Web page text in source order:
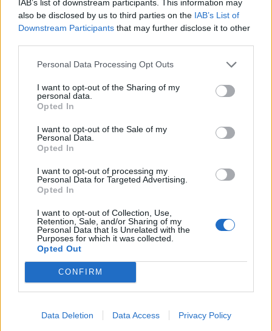
IAB’s list of downstream participants. This information may
also be disclosed by us to third parties on the IAB’s List of
Downstream Participants that may further disclose it to other
Personal Data Processing Opt Outs
I want to opt-out of the Sharing of my
personal data.
Opted In
I want to opt-out of the Sale of my
Personal Data.
Opted In
I want to opt-out of processing my
Personal Data for Targeted Advertising.
Opted In
I want to opt-out of Collection, Use,
Retention, Sale, and/or Sharing of my
Personal Data that Is Unrelated with the
Purposes for which it was collected.
Opted Out
CONFIRM
Data Deletion Data Access Privacy Policy
Ακολουθήστε το OLAFAQ
στο Google News
Newsroom
Δείτε επίσης